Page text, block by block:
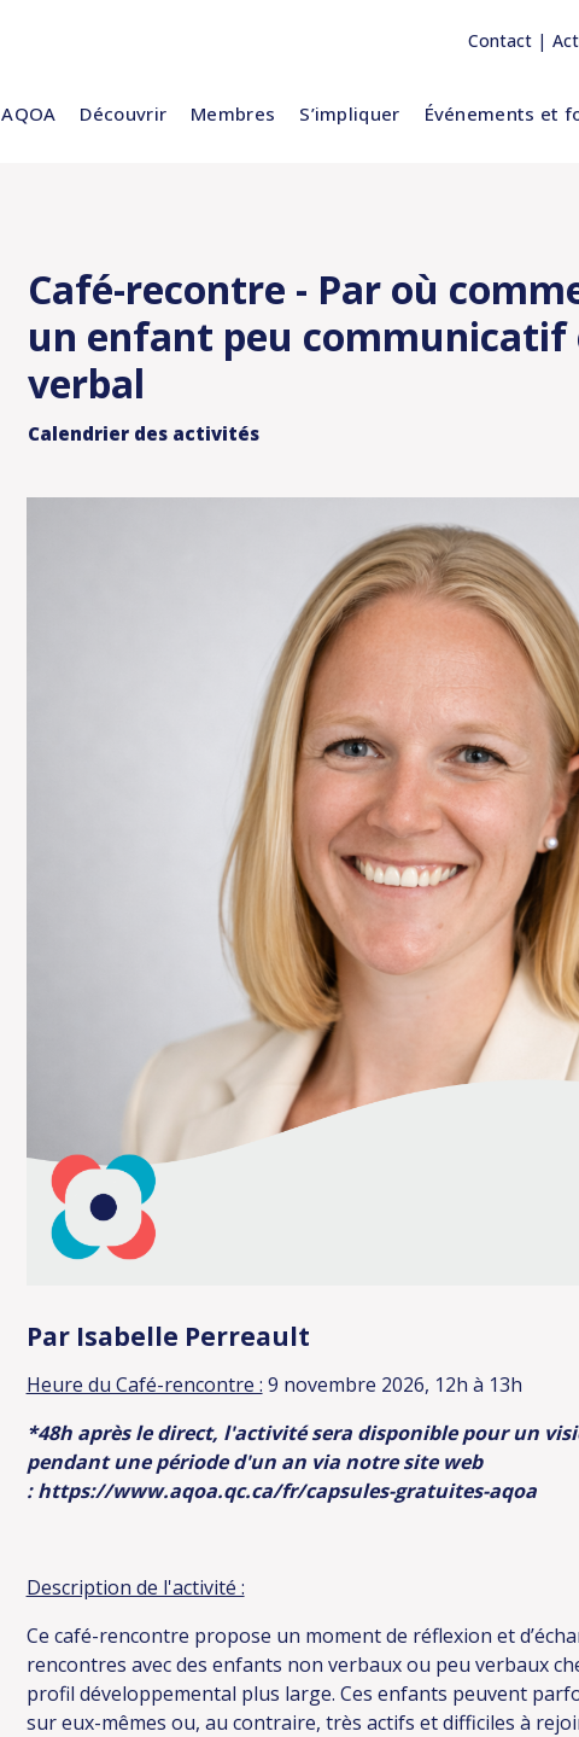
Contact |
AQOA Découvrir Membres S’impliquer Événements et
Calendrier des activités
Café-recontre - Par où
un enfant peu communicatif
verbal
Par Isabelle Perreault
Heure du Café-rencontre : 9 novembre 2026, 12h à 13h
*48h après le direct, l'activité sera disponible pour un
pendant une période d'un an via notre site web
:https://www.aqoa.qc.ca/fr/capsules-gratuites-aqoa
Description de l'activité :
Ce café-rencontre propose un moment de réflexion et
rencontres avec des enfants non verbaux ou peu verbaux
profil développemental plus large. Ces enfants peuvent
sur eux-mêmes ou, au contraire, très actifs et difficiles à